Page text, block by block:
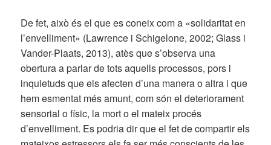
De fet, això és el que es coneix com a «solidaritat en
l’envelliment» (Lawrence i Schigelone, 2002; Glass i
Vander-Plaats, 2013), atès que s’observa una
obertura a parlar de tots aquells processos, pors i
inquietuds que els afecten d’una manera o altra i que
hem esmentat més amunt, com són el deteriorament
sensorial o físic, la mort o el mateix procés
d’envelliment. Es podria dir que el fet de compartir els